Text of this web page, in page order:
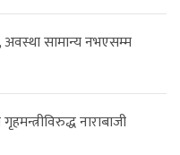
सामान्य नभएसम्म
नाराबाजी